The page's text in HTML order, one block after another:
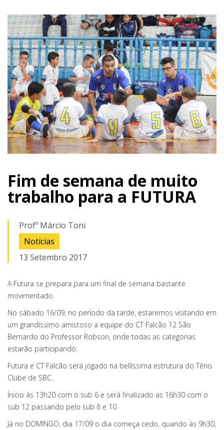
Fim de semana de muito
trabalho para a FUTURA
Profº Márcio Toni
Notícias
13 Setembro 2017
A Futura se prepara para um final de semana bastante
movimentado.
No sábado 16/09, no período da tarde, estaremos visitando em
um grandíssimo amistoso a equipe do CT Falcão 12 São
Bernardo do Professor Robson, onde todas as categorias
estarão participando.
Futura e CT Falcão será jogado na bellíssima estrutura do Tênis
Clube de SBC.
Ínicio às 13h20 com o sub 6 e será finalizado as 16h30 com o
sub 12 passando pelo sub 8 e 10.
Já no DOMINGO, dia 17/09 o dia começa cedo, quando às 9h30,